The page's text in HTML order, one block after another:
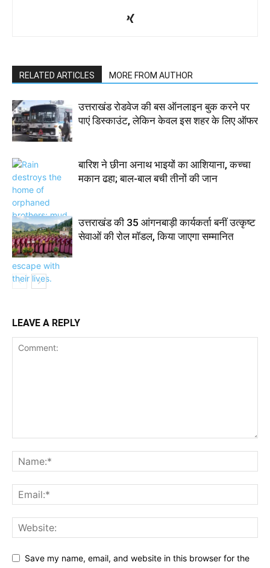
RELATED ARTICLES MORE FROM AUTHOR
उत्तराखंड रोडवेज की बस ऑनलाइन बुक करने पर
पाएं डिस्काउंट, लेकिन केवल इस शहर के लिए ऑफर
बारिश ने छीना अनाथ भाइयों का आशियाना, कच्चा
मकान ढहा; बाल-बाल बची तीनों की जान
उत्तराखंड की 35 आंगनबाड़ी कार्यकर्ता बनीं उत्कृष्ट
सेवाओं की रोल मॉडल, किया जाएगा सम्मानित
LEAVE A REPLY
Save my name, email, and website in this browser for the